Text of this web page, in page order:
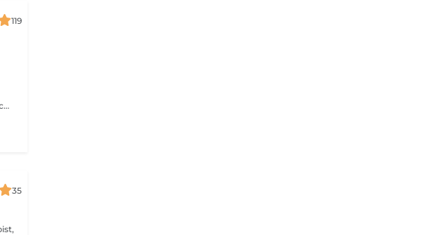
119
Ce soin comprend : Un massage facial relaxant pour stimuler la circulation sanguine, détendre les traits du visage et favoriser l'éclat naturel de la peau. Une exfoliation douce pour éliminer les cellules mortes et affiner le grain de peau. Une hydratation profonde pour nourrir et revitaliser la peau. Un masque à l'argile adapté à votre peau pour purifier, apaiser et redonner de l'éclat au teint. Les bienfaits : Peau plus douce et lumineuse Teint frais et éclatant Réduction des signes de fatigue Sensation profonde de détente et de bien-être Amélioration de la circulation et de l'oxygénation de la peau Prenez un moment pour vous et laissez votre peau retrouver tout son éclat naturel.
35